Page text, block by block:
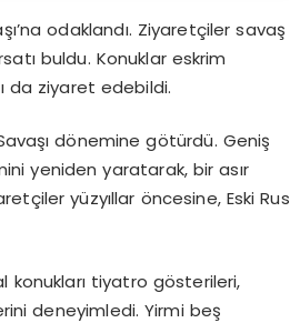
odaklandı. Ziyaretçiler savaş
buldu. Konuklar eskrim
da ziyaret edebildi.
dönemine götürdü. Geniş
yeniden yaratarak, bir asır
yüzyıllar öncesine, Eski Rus
konukları tiyatro gösterileri,
deneyimledi. Yirmi beş